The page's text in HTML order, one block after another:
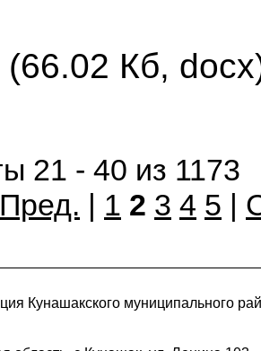
(66.02 Кб,
21 - 40 из 1173
Пред. | 1 2 3 4 5 |
Кунашакского муниципального